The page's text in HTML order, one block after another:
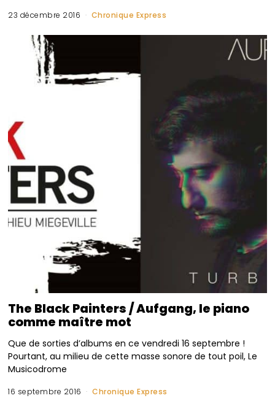
23 décembre 2016 Chronique Express
The Black Painters / Aufgang, le piano
comme maître mot
Que de sorties d’albums en ce vendredi 16 septembre !
Pourtant, au milieu de cette masse sonore de tout poil, Le
Musicodrome
16 septembre 2016 Chronique Express